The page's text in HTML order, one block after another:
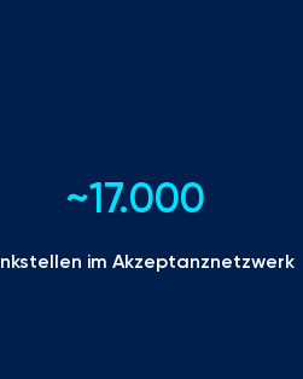
~17.000
im Akzeptanznetzwerk